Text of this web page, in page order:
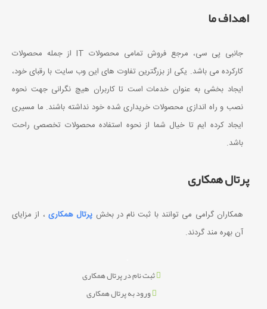
اهداف ما
جانبی پی سی، مرجع فروش تمامی محصولات IT از جمله محصولات
کارکرده می باشد. یکی از بزرگترین تفاوت های این وب سایت با رقبای خود،
ایجاد بخشی به عنوان خدمات است تا کاربران هیچ نگرانی جهت نحوه
نصب و راه اندازی محصولات خریداری شده خود نداشته باشند. ما مسیری
ایجاد کرده ایم تا خیال شما از نحوه استفاده محصولات تخصصی راحت
باشد.
پرتال همکاری
همکاران گرامی می توانند با ثبت نام در بخش پرتال همکاری ، از مزایای
آن بهره مند گردند.
ثبت نام در پرتال همکاری
ورود به پرتال همکاری